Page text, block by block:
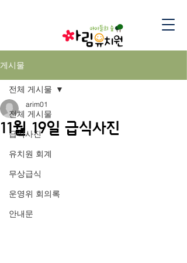
게시물
전체 게시물
급식사진
유치원 회계
무상급식
운영위 회의록
안내문
전체 게시물
11월 19일 급식사진
arim01